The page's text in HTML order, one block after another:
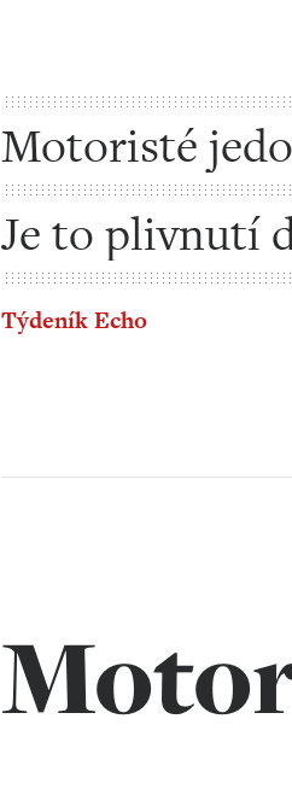
Motoristé
Je to plivnutí
všem
Týdeník Echo